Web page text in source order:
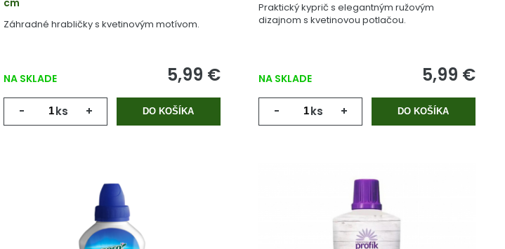
Záhradné hrabličky s kvetinovým motívom.
NA SKLADE 5,99 €
- ks + DO KOŠÍKA
Praktický kyprič s elegantným ružovým
dizajnom s kvetinovou potlačou.
NA SKLADE 5,99 €
- ks + DO KOŠÍKA